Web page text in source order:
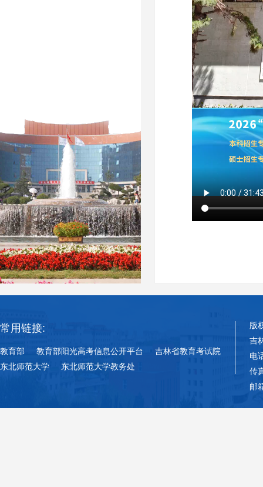
常用链接:
教育部 教育部阳光高考信息公开平台
吉林省教育考试院
东北师范大学
东北师范大学教务处
版
吉
电
传
邮